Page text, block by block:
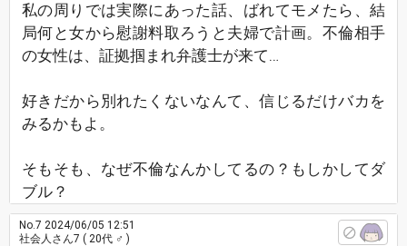
私の周りでは実際にあった話、ばれてモメたら、結
局何と女から慰謝料取ろうと夫婦で計画。不倫相手
の女性は、証拠掴まれ弁護士が来て…
好きだから別れたくないなんて、信じるだけバカを
みるかもよ。
そもそも、なぜ不倫なんかしてるの？もしかしてダ
ブル？
No.7 2024/06/05 12:51
社会人さん7 ( 20代 ♂ )